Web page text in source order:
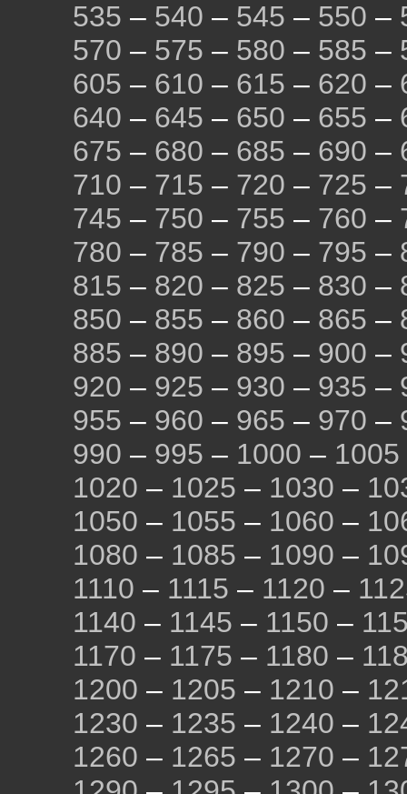
535 – 540 – 545 – 550 –
570 – 575 – 580 – 585 –
605 – 610 – 615 – 620 –
640 – 645 – 650 – 655 –
675 – 680 – 685 – 690 –
710 – 715 – 720 – 725 –
745 – 750 – 755 – 760 –
780 – 785 – 790 – 795 –
815 – 820 – 825 – 830 –
850 – 855 – 860 – 865 –
885 – 890 – 895 – 900 –
920 – 925 – 930 – 935 –
955 – 960 – 965 – 970 –
990 – 995 – 1000 – 1005
1020 – 1025 – 1030 –
1050 – 1055 – 1060 –
1080 – 1085 – 1090 –
1110 – 1115 – 1120 –
1140 – 1145 – 1150 –
1170 – 1175 – 1180 –
1200 – 1205 – 1210 –
1230 – 1235 – 1240 –
1260 – 1265 – 1270 –